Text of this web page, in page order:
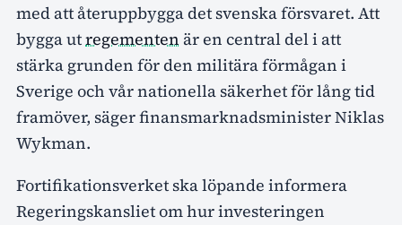
med att återuppbygga det svenska försvaret. Att
bygga utregementen är en central del i att
stärka grunden för den militära förmågan i
Sverige och vår nationella säkerhet för lång tid
framöver, säger finansmarknadsminister Niklas
Wykman.
Fortifikationsverket ska löpande informera
Regeringskansliet om hur investeringen